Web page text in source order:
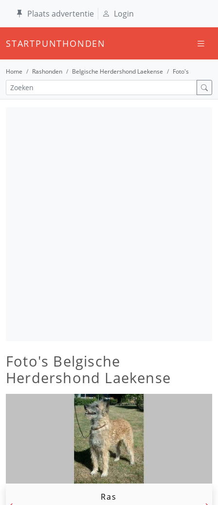
Plaats advertentie Login
STARTPUNTHONDEN
Home Rashonden Belgische Herdershond Laekense Foto's
Foto's Belgische
Herdershond Laekense
Ras